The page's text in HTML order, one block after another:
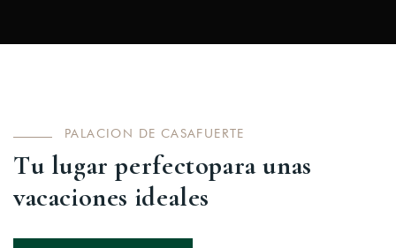
PALACION DE CASAFUERTE
Tu lugar perfectopara unas
vacaciones ideales